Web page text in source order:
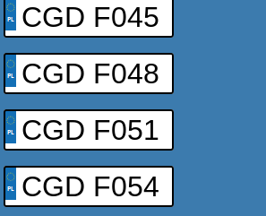
CGD F045
CGD F048
CGD F051
CGD F054